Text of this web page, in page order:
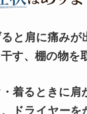
と肩に痛みが
す、棚の物を
着るときに肩
ドライヤーを